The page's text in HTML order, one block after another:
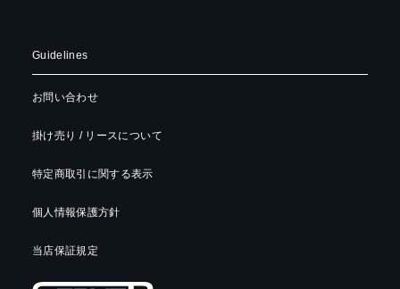
Guidelines
お問い合わせ
掛け売り / リースについて
特定商取引に関する表示
個人情報保護方針
当店保証規定